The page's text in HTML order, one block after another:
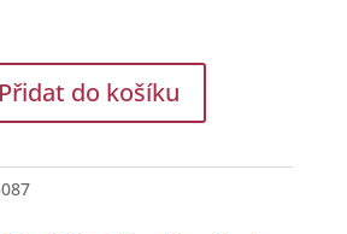
Přidat do košíku